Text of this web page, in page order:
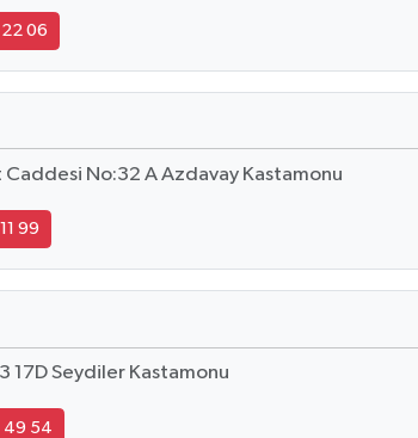
06
No:32 A Azdavay Kastamonu
99
17D Seydiler Kastamonu
49 54